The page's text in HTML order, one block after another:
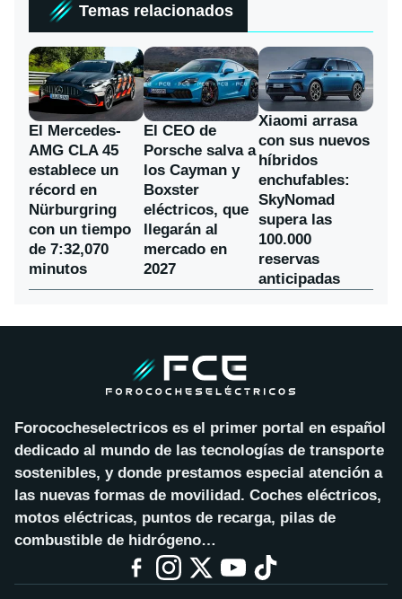
Temas relacionados
El Mercedes-
AMG CLA 45
establece un
récord en
Nürburgring
con un tiempo
de 7:32,070
minutos
El CEO de
Porsche salva a
los Cayman y
Boxster
eléctricos, que
llegarán al
mercado en
2027
Xiaomi arrasa
con sus nuevos
híbridos
enchufables:
SkyNomad
supera las
100.000
reservas
anticipadas
Forococheselectricos es el primer portal en español
dedicado al mundo de las tecnologías de transporte
sostenibles, y donde prestamos especial atención a
las nuevas formas de movilidad. Coches eléctricos,
motos eléctricas, puntos de recarga, pilas de
combustible de hidrógeno…